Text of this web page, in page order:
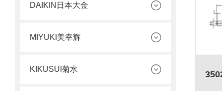
DAIKIN日本大金
MIYUKI美幸辉
KIKUSUI菊水